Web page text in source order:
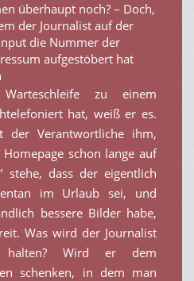
überhaupt noch? – Doch,
der Journalist auf der
die Nummer der
aufgestöbert hat
zu einem
hat, weiß er es.
der Verantwortliche ihm,
schon lange auf
stehe, dass der eigentlich
im Urlaub sei, und
bessere Bilder habe,
Was wird der Journalist
Wird er dem
schenken, in dem man